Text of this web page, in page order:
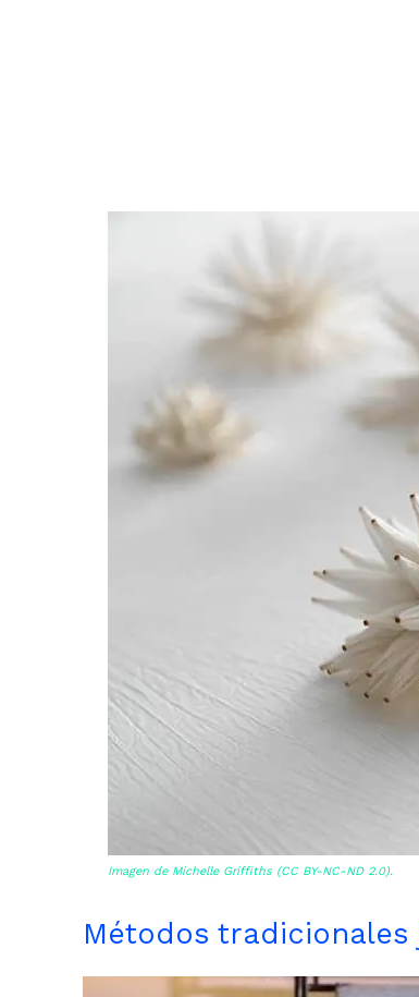
Imagen de Michelle Griffiths(CC BY-NC-ND 2.0).
Métodos